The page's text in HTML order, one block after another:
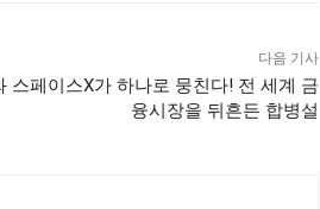
다음 기사
스페이스X가 하나로 뭉친다! 전 세계 금
융시장을 뒤흔든 합병설